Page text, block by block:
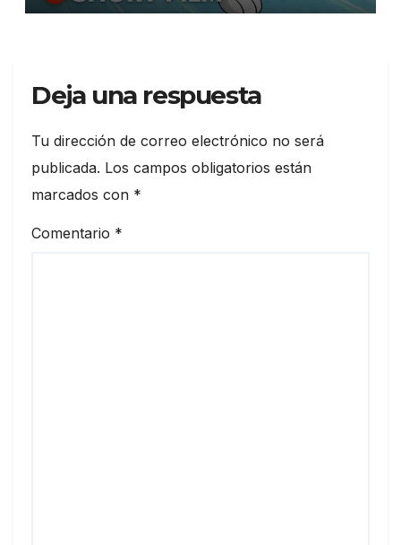
Deja una respuesta
Tu dirección de correo electrónico no será
publicada. Los campos obligatorios están
marcados con *
Comentario *